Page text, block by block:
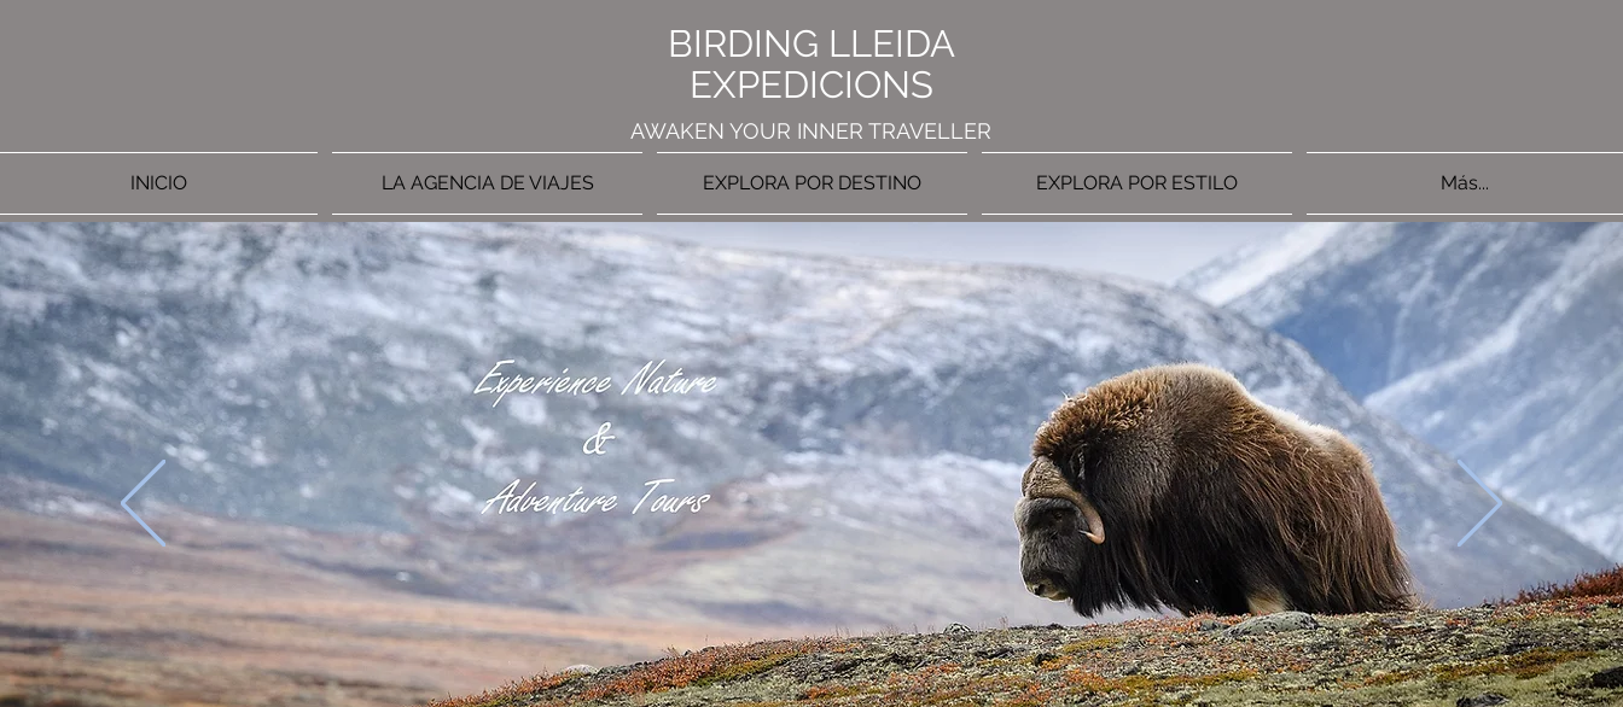
BIRDING LLEIDA
EXPEDICIONS
AWAKEN YOUR INNER TRAVELLER
INICIO LA AGENCIA DE VIAJES EXPLORA POR DESTINO EXPLORA POR ESTILO Más...